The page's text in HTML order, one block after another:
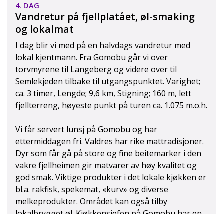
4. DAG
Vandretur på fjellplatået, øl-smaking
og lokalmat
I dag blir vi med på en halvdags vandretur med
lokal kjentmann. Fra Gomobu går vi over
torvmyrene til Langeberg og videre over til
Semlekjeden tilbake til utgangspunktet. Varighet;
ca. 3 timer, Lengde; 9,6 km, Stigning; 160 m, lett
fjellterreng, høyeste punkt på turen ca. 1.075 m.o.h.
Vi får servert lunsj på Gomobu og har
ettermiddagen fri. Valdres har rike mattradisjoner.
Dyr som får gå på store og fine beitemarker i den
vakre fjellheimen gir matvarer av høy kvalitet og
god smak. Viktige produkter i det lokale kjøkken er
bl.a. rakfisk, spekemat, «kurv» og diverse
melkeprodukter. Området kan også tilby